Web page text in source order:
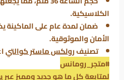
الكلاسيكية.
ضمان لمدة عام على
الأمان والموثوقية.
تصنيفرولكس ماستر كوالتي
#متجر_رومانس
لمتابعة كل ما هو جديد ومميز عبر